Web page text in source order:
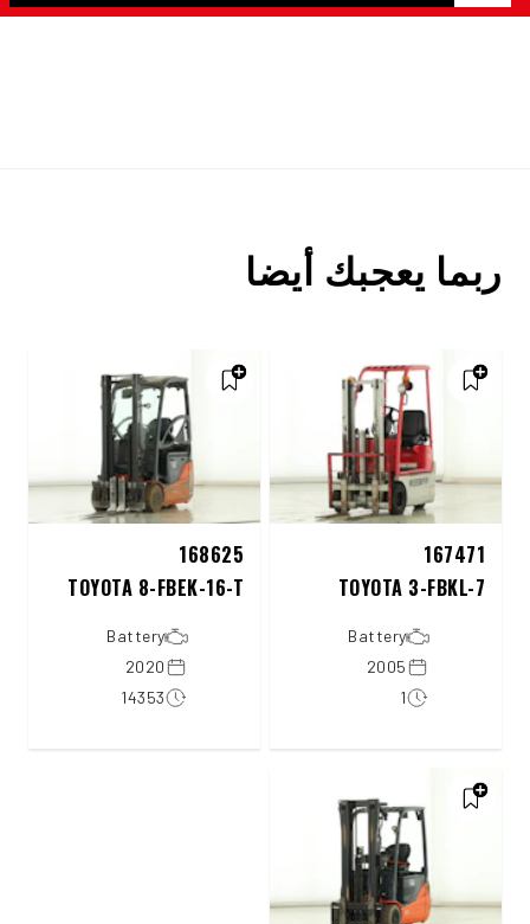
ربما يعجبك أيضا
167471
TOYOTA 3-FBKL-7
Battery
2005
1
168625
TOYOTA 8-FBEK-16-T
Battery
2020
14353